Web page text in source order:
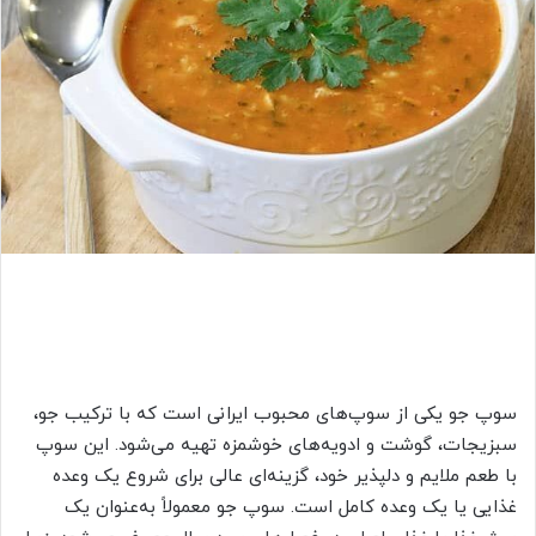
م
ی
ل
سوپ جو یکی از سوپ‌های محبوب ایرانی است که با ترکیب جو،
سبزیجات، گوشت و ادویه‌های خوشمزه تهیه می‌شود. این سوپ
با طعم ملایم و دلپذیر خود، گزینه‌ای عالی برای شروع یک وعده
غذایی یا یک وعده کامل است. سوپ جو معمولاً به‌عنوان یک